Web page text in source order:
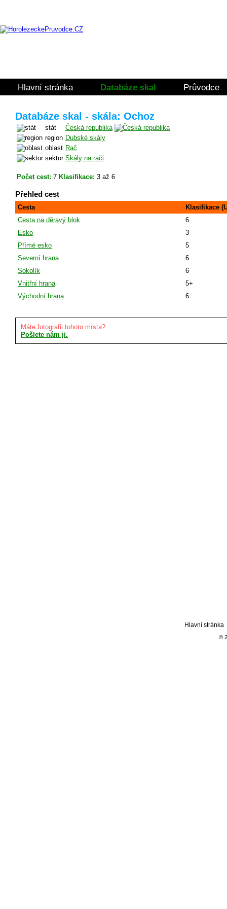
Hlavní stránka Databáze skal Průvodce
Databáze skal - skála: Ochoz
stát
Česká republika
region Dubské skály
oblast Rač
sektor Skály na rači
Počet cest: 7 Klasifikace: 3 až 6
Přehled cest
Cesta
Klasifikace
Cesta na děravý blok
6
Esko
3
Přímé esko
5
Severní hrana
6
Sokolík
6
Vnitřní hrana
5+
Východní hrana
6
Máte fotografii tohoto místa?
Pošlete nám ji.
Hlavní stránka
©